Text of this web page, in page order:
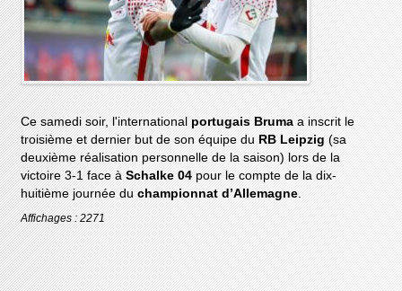
Ce samedi soir, l'international portugais Bruma a inscrit le
troisième et dernier but de son équipe du RB Leipzig (sa
deuxième réalisation personnelle de la saison) lors de la
victoire 3-1 face àSchalke 04 pour le compte de la dix-
huitième journée duchampionnat d’Allemagne.
Affichages : 2271